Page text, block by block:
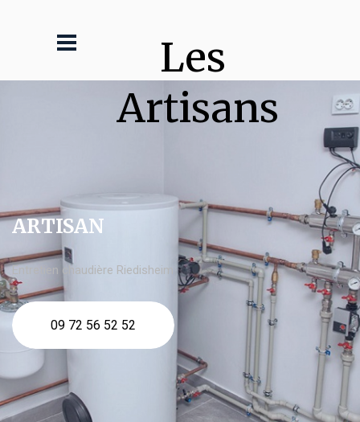
Les
Artisans
ARTISAN
Entretien chaudière Riedisheim
09 72 56 52 52